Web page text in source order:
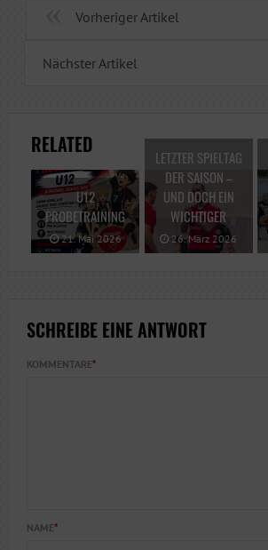
Vorheriger Artikel
Nächster Artikel
RELATED
U12
PROBETRAINING
21. Mai 2026
LETZTER SPIELTAG
DER SAISON –
UND DOCH EIN
WICHTIGER
26. März 2026
SCHREIBE EINE ANTWORT
KOMMENTARE*
NAME*